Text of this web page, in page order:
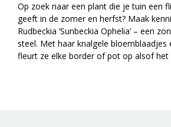
Op zoek naar een plant die je tuin een
geeft in de zomer en herfst? Maak
Rudbeckia ‘Sunbeckia Ophelia’ – een
steel. Met haar knalgele bloemblaadjes
fleurt ze elke border of pot op alsof het